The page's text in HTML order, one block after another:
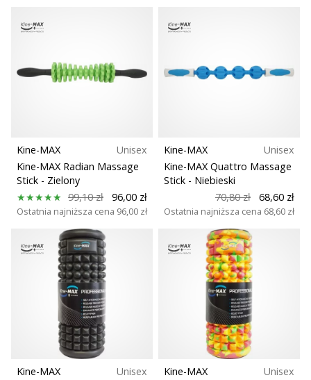
Weplayhandball
Pokaż
Kine-MAX
Unisex
Kine-MAX Radian Massage
Stick - Zielony
99,10 zł
96,00 zł
Ostatnia najniższa cena 96,00 zł
Kine-MAX
Unisex
Kine-MAX Quattro Massage
Stick - Niebieski
70,80 zł
68,60 zł
Ostatnia najniższa cena 68,60 zł
Kine-MAX
Unisex
Kine-MAX
Unisex